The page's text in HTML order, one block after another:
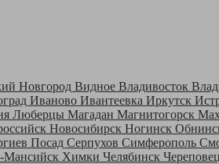
Новгород Видное Владивосток
Иваново Ивантеевка Иркутск
Люберцы Магадан Магнитогорск
Новосибирск Ногинск
Посад Серпухов Симферополь
Мансийск Химки Челябинск Череповец